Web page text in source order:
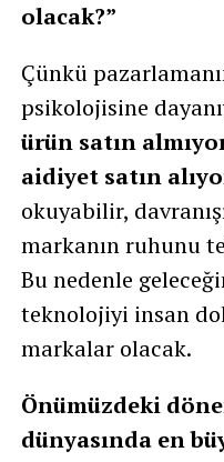
olacak?”
Çünkü
psikolojisine
ürün satın
aidiyet satın
okuyabilir,
markanın ruhunu
Bu nedenle
teknolojiyi insan
markalar olacak.
Önümüzdeki
dünyasında en